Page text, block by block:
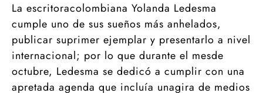
La escritoracolombiana Yolanda Ledesma
cumple uno de sus sueños más anhelados,
publicar suprimer ejemplar y presentarlo a nivel
internacional; por lo que durante el mesde
octubre, Ledesma se dedicó a cumplir con una
apretada agenda que incluía unagira de medios